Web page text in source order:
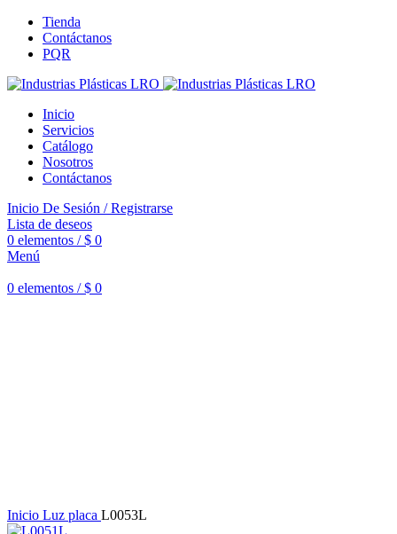
Tienda
Contáctanos
PQR
Inicio
Servicios
Catálogo
Nosotros
Contáctanos
Inicio De Sesión / Registrarse
Lista de deseos
0 elementos / $ 0
Menú
0 elementos / $ 0
Inicio Luz placa L0053L